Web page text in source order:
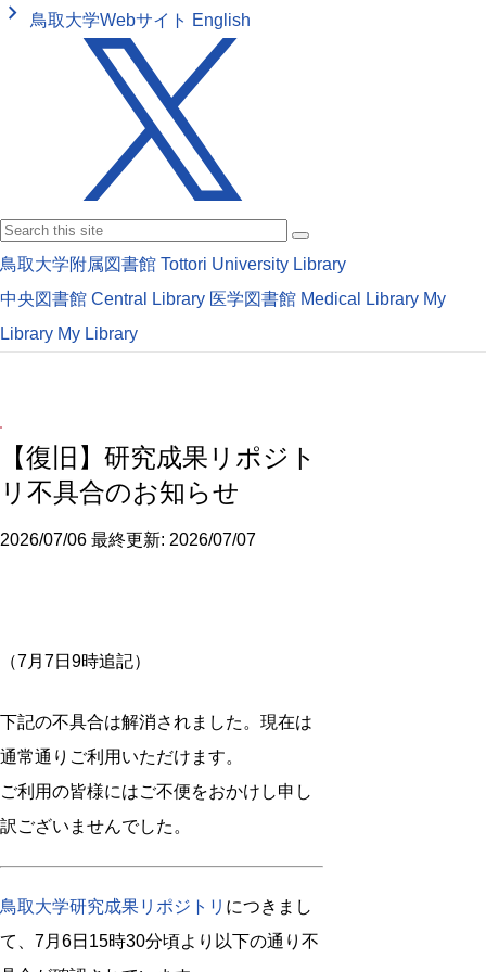
keyboard_arrow_right 鳥取大学Webサイト English
鳥取大学附属図書館 Tottori University Library
中央図書館 Central Library 医学図書館 Medical Library My
Library My Library
【復旧】研究成果リポジト
リ不具合のお知らせ
2026/07/06 最終更新: 2026/07/07
（7月7日9時追記）
下記の不具合は解消されました。現在は
通常通りご利用いただけます。
ご利用の皆様にはご不便をおかけし申し
訳ございませんでした。
鳥取大学研究成果リポジトリ につきまし
て、7月6日15時30分頃より以下の通り不